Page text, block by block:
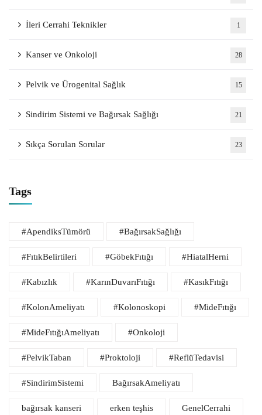
İleri Cerrahi Teknikler 1
Kanser ve Onkoloji 28
Pelvik ve Ürogenital Sağlık 15
Sindirim Sistemi ve Bağırsak Sağlığı 21
Sıkça Sorulan Sorular 23
Tags
#ApendiksTümörü #BağırsakSağlığı
#FıtıkBelirtileri #GöbekFıtığı #HiatalHerni
#Kabızlık #KarınDuvarıFıtığı #KasıkFıtığı
#KolonAmeliyatı #Kolonoskopi #MideFıtığı
#MideFıtığıAmeliyatı #Onkoloji
#PelvikTaban #Proktoloji #ReflüTedavisi
#SindirimSistemi BağırsakAmeliyatı
bağırsak kanseri erken teşhis GenelCerrahi